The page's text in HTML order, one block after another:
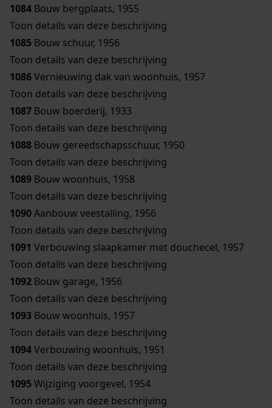
1084 Bouw bergplaats, 1955
Toon details van deze beschrijving
1085 Bouw schuur, 1956
Toon details van deze beschrijving
1086Vernieuwing dak van woonhuis, 1957
Toon details van deze beschrijving
1087 Bouw boerderij, 1933
Toon details van deze beschrijving
1088 Bouw gereedschapsschuur, 1950
Toon details van deze beschrijving
1089 Bouw woonhuis, 1958
Toon details van deze beschrijving
1090Aanbouw veestalling, 1956
Toon details van deze beschrijving
1091 Verbouwing slaapkamer met douchecel, 1957
Toon details van deze beschrijving
1092 Bouw garage, 1956
Toon details van deze beschrijving
1093 Bouw woonhuis, 1957
Toon details van deze beschrijving
1094Verbouwing woonhuis, 1951
Toon details van deze beschrijving
1095Wijziging voorgevel, 1954
Toon details van deze beschrijving